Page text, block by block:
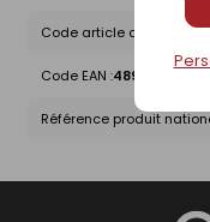
Code article chez le
Code EAN :
Référence produit